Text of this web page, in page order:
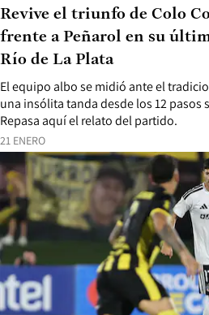
21 ENERO
El equipo albo se midió ante el
una insólita tanda desde los 12 pasos
Repasa aquí el relato del partido.
Revive el triunfo de Colo
frente a Peñarol en su
Río de La Plata